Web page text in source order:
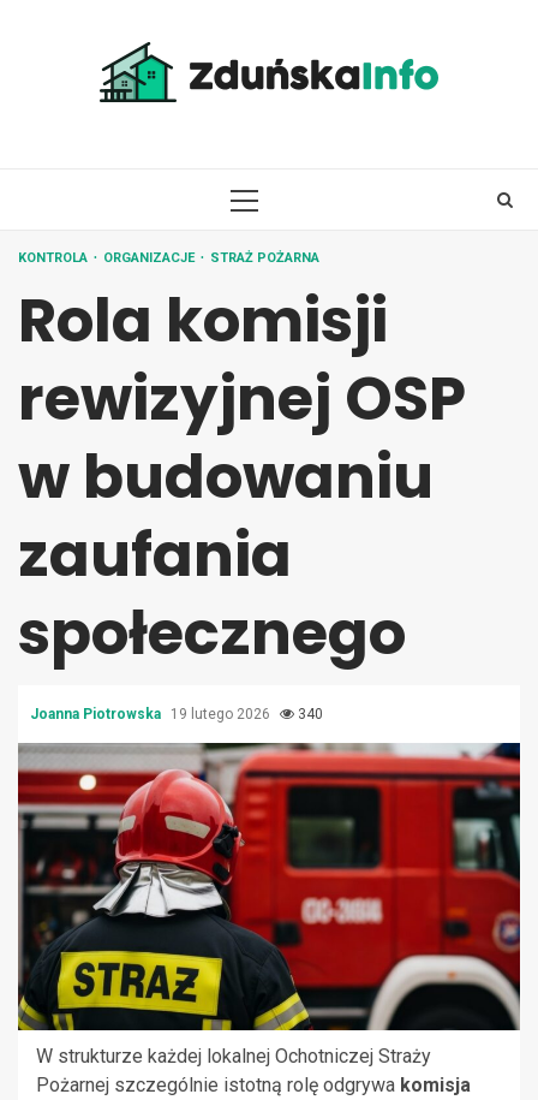
PRIMARY
KONTROLA ORGANIZACJE STRAŻ POŻARNA
Rola komisji
rewizyjnej OSP
w budowaniu
zaufania
społecznego
Joanna Piotrowska 19 lutego 2026 340
W strukturze każdej lokalnej Ochotniczej Straży
Pożarnej szczególnie istotną rolę odgrywa komisja